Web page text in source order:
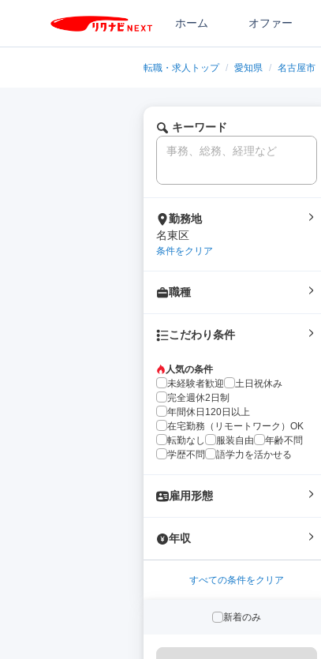
ホーム オファー
転職・求人トップ / 愛知県 / 名古屋市
キーワード
勤務地
名東区
条件をクリア
職種
こだわり条件
人気の条件
未経験者歓迎
土日祝休み
完全週休2日制
年間休日120日以上
在宅勤務（リモートワーク）OK
転勤なし
服装自由
年齢不問
学歴不問
語学力を活かせる
雇用形態
年収
すべての条件をクリア
新着のみ